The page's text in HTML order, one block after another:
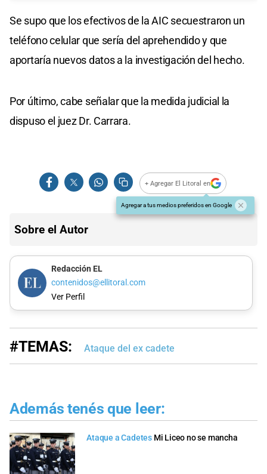
Se supo que los efectivos de la AIC secuestraron un
teléfono celular que sería del aprehendido y que
aportaría nuevos datos a la investigación del hecho.
Por último, cabe señalar que la medida judicial la
dispuso el juez Dr. Carrara.
+ Agregar El Litoral en
Agregar a tus medios preferidos en Google
Sobre el Autor
Redacción EL
contenidos@ellitoral.com
Ver Perfil
#TEMAS: Ataque del ex cadete
Además tenés que leer:
Ataque a Cadetes Mi Liceo no se mancha